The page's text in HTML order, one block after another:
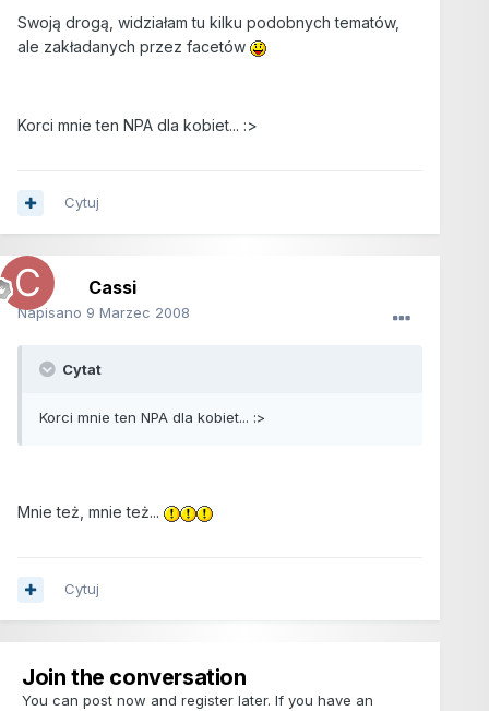
Swoją drogą, widziałam tu kilku podobnych tematów,
ale zakładanych przez facetów
Korci mnie ten NPA dla kobiet... :>
Cytuj
Cassi
Napisano 9 Marzec 2008
Cytat
Korci mnie ten NPA dla kobiet... :>
Mnie też, mnie też...
Cytuj
Join the conversation
You can post now and register later. If you have an